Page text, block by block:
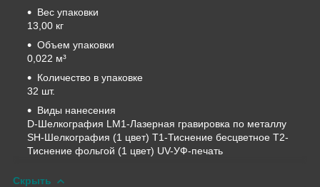
Вес упаковки
13,00 кг
Объем упаковки
0,022 м³
Количество в упаковке
32 шт.
Виды нанесения
D-Шелкография LM1-Лазерная гравировка по металлу
SH-Шелкография (1 цвет) T1-Тиснение бесцветное T2-
Тиснение фольгой (1 цвет) UV-УФ-печать
Скрыть